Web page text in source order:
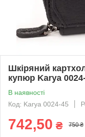
Шкіряний
купюр Karya
В наявності
Код: Karya 0024-45
742,50 ₴ 750 ₴